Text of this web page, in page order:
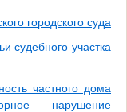
городского суда
судебного участка
частного дома
нарушение